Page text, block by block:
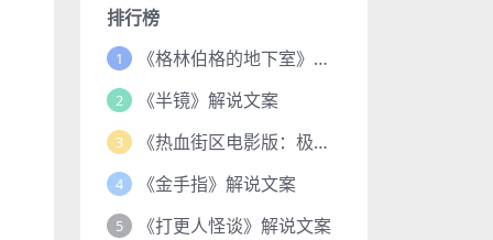
排行榜
1 《格林伯格的地下室》解说文案
2 《半镜》解说文案
3 《热血街区电影版：极恶王续篇》解说文案
4 《金手指》解说文案
5 《打更人怪谈》解说文案